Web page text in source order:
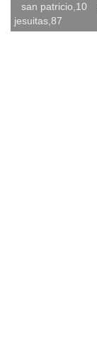
san patricio,10
jesuitas,87